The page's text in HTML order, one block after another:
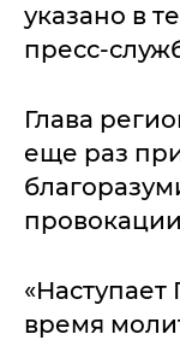
указано в
пресс-
Глава
еще раз
«Наступает
время